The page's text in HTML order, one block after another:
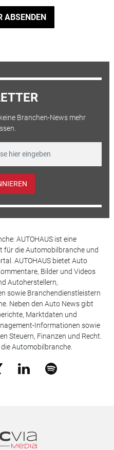
ABSENDEN
Branchen-News mehr
AUTOHAUS ist eine
für die Automobilbranche und
AUTOHAUS bietet Auto
Bilder und Videos
Autoherstellern,
sowie Branchendienstleistern
Neben den Auto News gibt
Marktdaten und
Informationen sowie
Steuern, Finanzen und Recht.
Automobilbranche.